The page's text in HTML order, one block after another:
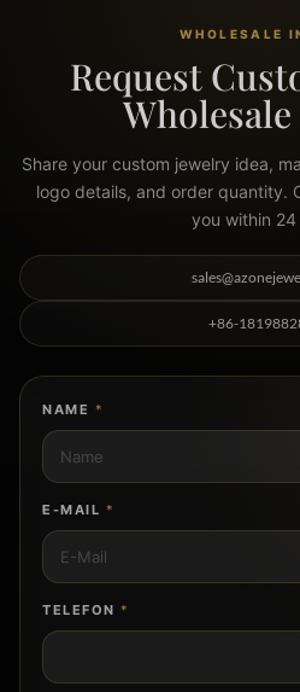
WHOLESALE
Request
Share your custom jewelry idea,
logo details, and order quantity.
you within 24
+86-
NAME
E-MAIL
TELEFON